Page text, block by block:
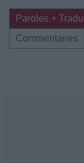
Paroles +
Commentaires